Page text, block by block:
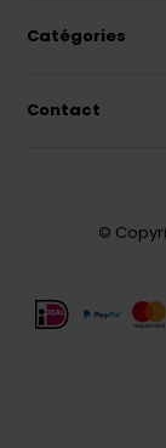
Catégories
Contact
©